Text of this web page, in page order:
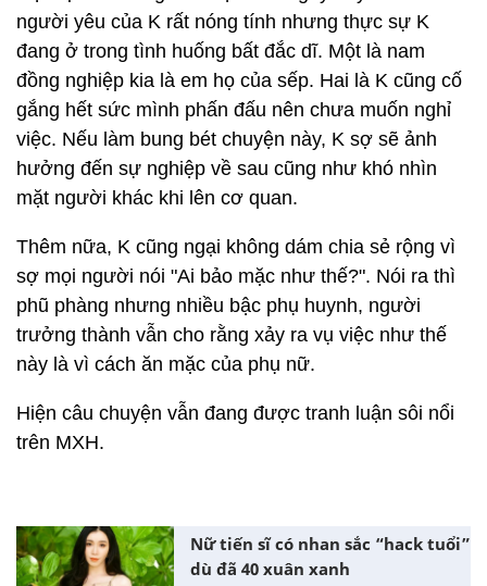
người yêu của K rất nóng tính nhưng thực sự K
đang ở trong tình huống bất đắc dĩ. Một là nam
đồng nghiệp kia là em họ của sếp. Hai là K cũng cố
gắng hết sức mình phấn đấu nên chưa muốn nghỉ
việc. Nếu làm bung bét chuyện này, K sợ sẽ ảnh
hưởng đến sự nghiệp về sau cũng như khó nhìn
mặt người khác khi lên cơ quan.
Thêm nữa, K cũng ngại không dám chia sẻ rộng vì
sợ mọi người nói "Ai bảo mặc như thế?". Nói ra thì
phũ phàng nhưng nhiều bậc phụ huynh, người
trưởng thành vẫn cho rằng xảy ra vụ việc như thế
này là vì cách ăn mặc của phụ nữ.
Hiện câu chuyện vẫn đang được tranh luận sôi nổi
trên MXH.
Nữ tiến sĩ có nhan sắc “hack tuổi”
dù đã 40 xuân xanh